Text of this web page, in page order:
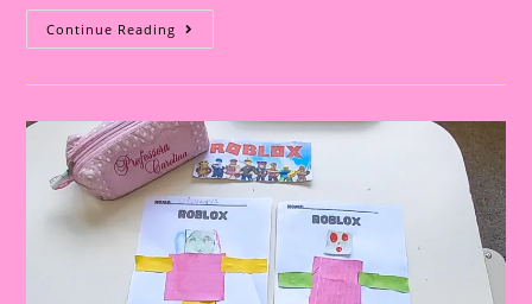
Continue Reading Atividade
Para
Co
Formas
Geométricas